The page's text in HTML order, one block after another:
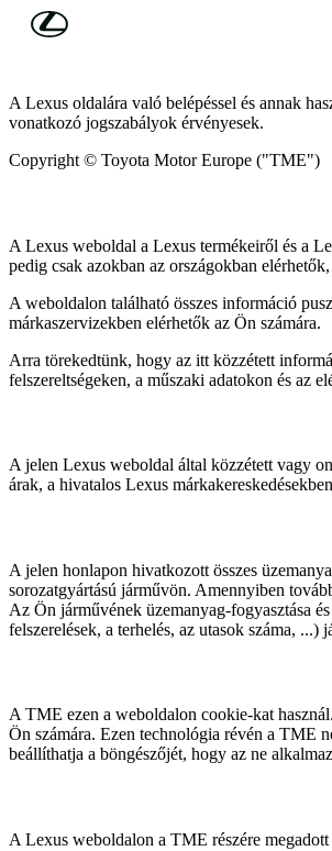
Skip to Main Content
A Lexus oldalára való belépéssel és annak
vonatkozó jogszabályok érvényesek.
Copyright © Toyota Motor Europe ("TME")
A Lexus weboldal a Lexus termékeiről és a
pedig csak azokban az országokban
A weboldalon található összes információ
márkaszervizekben elérhetők az Ön számára.
Arra törekedtünk, hogy az itt közzétett
felszereltségeken, a műszaki adatokon és az
A jelen Lexus weboldal által közzétett vagy
árak, a hivatalos Lexus
A jelen honlapon hivatkozott összes
sorozatgyártású járművön. Amennyiben
Az Ön járművének üzemanyag-fogyasztása
felszerelések, a terhelés, az utasok száma,
A TME ezen a weboldalon cookie-kat
Ön számára. Ezen technológia révén a TME
beállíthatja a böngészőjét, hogy az ne
A Lexus weboldalon a TME részére